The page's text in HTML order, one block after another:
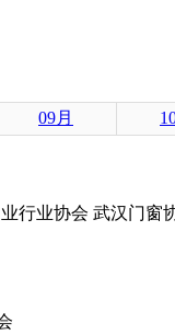
09月
行业协会 武汉门窗